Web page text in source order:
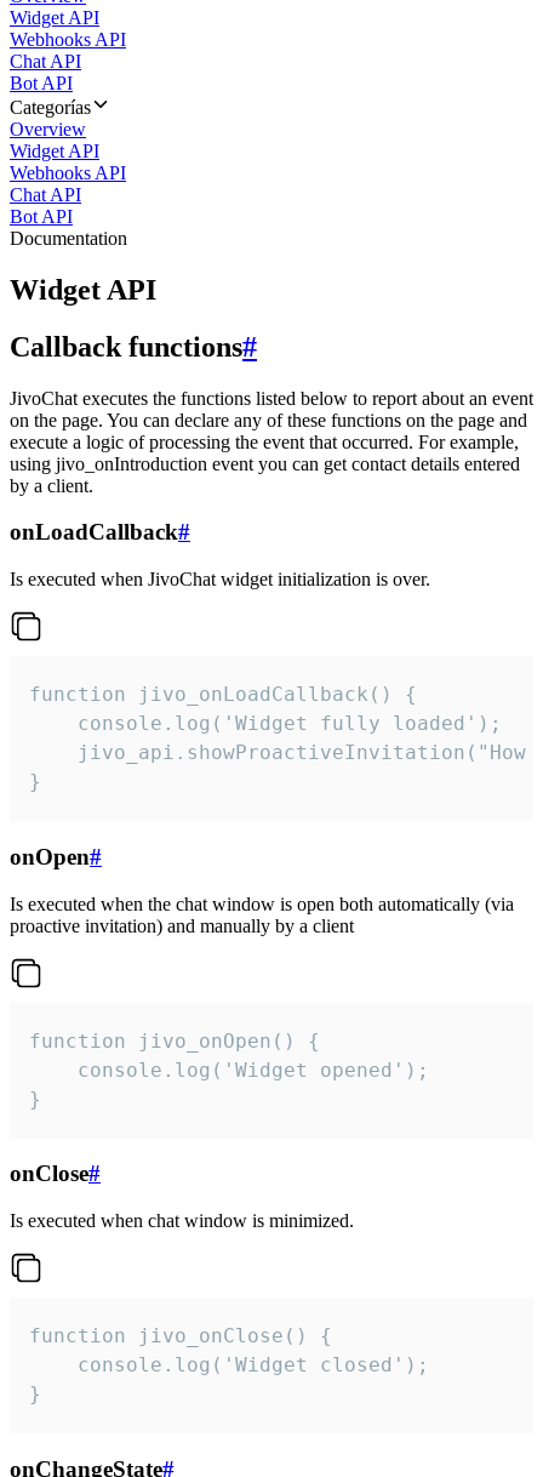
Widget API
Webhooks API
Chat API
Bot API
Categorías
Overview
Widget API
Webhooks API
Chat API
Bot API
Documentation
Widget API
Callback functions#
JivoChat executes the functions listed below to report about an event
on the page. You can declare any of these functions on the page and
execute a logic of processing the event that occurred. For example,
using jivo_onIntroduction event you can get contact details entered
by a client.
onLoadCallback#
Is executed when JivoChat widget initialization is over.
function jivo_onLoadCallback() {
    console.log('Widget fully loaded');
jivo_api.showProactiveInvitation("How
}
onOpen#
Is executed when the chat window is open both automatically (via
proactive invitation) and manually by a client
function jivo_onOpen() {
    console.log('Widget opened');
}
onClose#
Is executed when chat window is minimized.
function jivo_onClose() {
    console.log('Widget closed');
}
onChangeState#